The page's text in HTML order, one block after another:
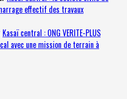
effectif des travaux
Kasaï central : ONG VERITE-PLUS
avec une mission de terrain à